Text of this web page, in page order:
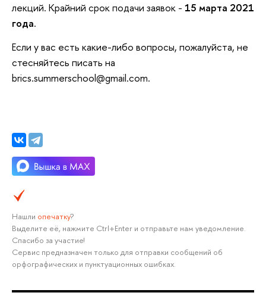
лекций. Крайний срок подачи заявок - 15 марта 2021
года.
Если у вас есть какие-либо вопросы, пожалуйста, не
стесняйтесь писать на
brics.summerschool@gmail.com.
Нашли опечатку?
Выделите её, нажмите Ctrl+Enter и отправьте нам уведомление.
Спасибо за участие!
Сервис предназначен только для отправки сообщений об
орфографических и пунктуационных ошибках.